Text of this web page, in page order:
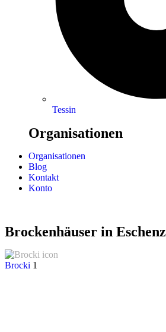
Tessin
Organisationen
Organisationen
Blog
Kontakt
Konto
Brockenhäuser in Eschenz
Brocki 1